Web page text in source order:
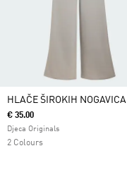
HLAČE ŠIROKIH NOGAVICA
€ 35.00
Djeca Originals
2 Colours